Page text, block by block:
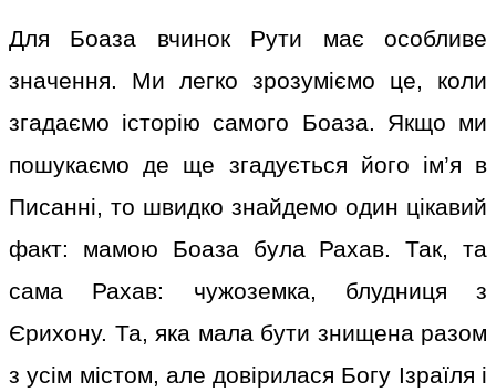
Для Боаза вчинок Рути має особливе
значення. Ми легко зрозуміємо це, коли
згадаємо історію самого Боаза. Якщо ми
пошукаємо де ще згадується його ім’я в
Писанні, то швидко знайдемо один цікавий
факт: мамою Боаза була Рахав. Так, та
сама Рахав: чужоземка, блудниця з
Єрихону. Та, яка мала бути знищена разом
з усім містом, але довірилася Богу Ізраїля і